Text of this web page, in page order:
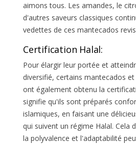
aimons tous. Les amandes, le
d'autres saveurs classiques
vedettes de ces mantecados
Certification Halal:
Pour élargir leur portée et
diversifié, certains mantecados
ont également obtenu la
signifie qu'ils sont préparés
islamiques, en faisant une
qui suivent un régime Halal. Cela
la polyvalence et l'adaptabilité